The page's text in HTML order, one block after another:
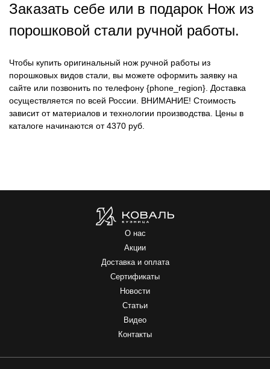
Заказать себе или в подарок Нож из
порошковой стали ручной работы.
Чтобы купить оригинальный нож ручной работы из
порошковых видов стали, вы можете оформить заявку на
сайте или позвонить по телефону {phone_region}. Доставка
осуществляется по всей России. ВНИМАНИЕ! Стоимость
зависит от материалов и технологии производства. Цены в
каталоге начинаются от 4370 руб.
О нас
Акции
Доставка и оплата
Сертификаты
Новости
Статьи
Видео
Контакты